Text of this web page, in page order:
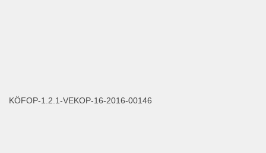
KÖFOP-1.2.1-VEKOP-16-2016-00146